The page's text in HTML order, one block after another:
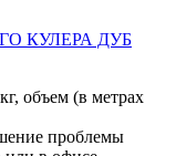
КУЛЕРА ДУБ
объем (в метрах
проблемы